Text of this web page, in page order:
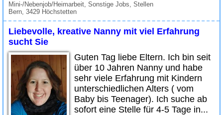
Mini-/Nebenjob/Heimarbeit, Sonstige Jobs, Stellen
Bern, 3429 Höchstetten
Liebevolle, kreative Nanny mit viel Erfahrung
sucht Sie
Guten Tag liebe Eltern. Ich bin seit
über 10 Jahren Nanny und habe
sehr viele Erfahrung mit Kindern
unterschiedlichen Alters ( vom
Baby bis Teenager). Ich suche ab
sofort eine Stelle für 4-5 Tage in...